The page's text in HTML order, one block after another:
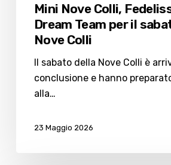
Mini Nove Colli,
Dream Team per il
Nove Colli
Il sabato della Nove Colli è
conclusione e hanno
alla…
23 Maggio 2026